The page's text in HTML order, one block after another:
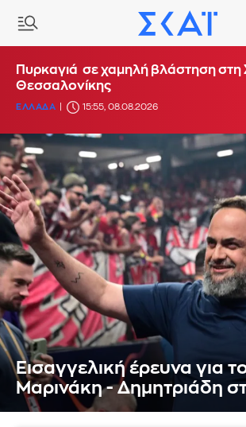
Πυρκαγιά σε χαμηλή βλάστηση στη
Θεσσαλονίκης
ΕΛΛΑΔΑ 15:55, 08.08.2026
Εισαγγελική έρευνα για
Μαρινάκη - Δημητριάδη